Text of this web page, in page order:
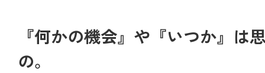
『何かの機会』や『いつか』は
の。